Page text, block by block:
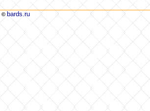
© bards.ru